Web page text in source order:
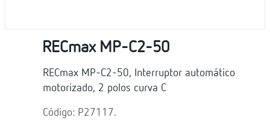
RECmax MP-C2-50
RECmax MP-C2-50, Interruptor automático
motorizado, 2 polos curva C
Código: P27117.